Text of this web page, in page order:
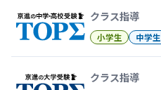
クラス指導
小学生 中学生
クラス指導